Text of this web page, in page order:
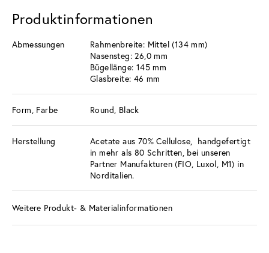
Produktinformationen
Abmessungen
Rahmenbreite: Mittel (134 mm)
Nasensteg: 26,0 mm
Bügellänge: 145 mm
Glasbreite: 46 mm
Form, Farbe Round, Black
Herstellung
Acetate aus 70% Cellulose, handgefertigt
in mehr als 80 Schritten, bei unseren
Partner Manufakturen (FIO, Luxol, M1) in
Norditalien.
Weitere Produkt- & Materialinformationen